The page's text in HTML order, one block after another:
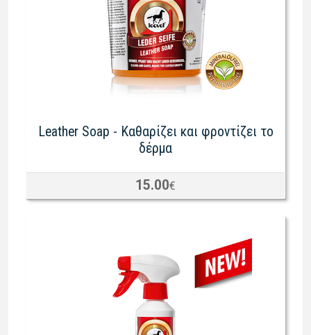
Leather Soap - Καθαρίζει και φροντίζει το
δέρμα
15.00€